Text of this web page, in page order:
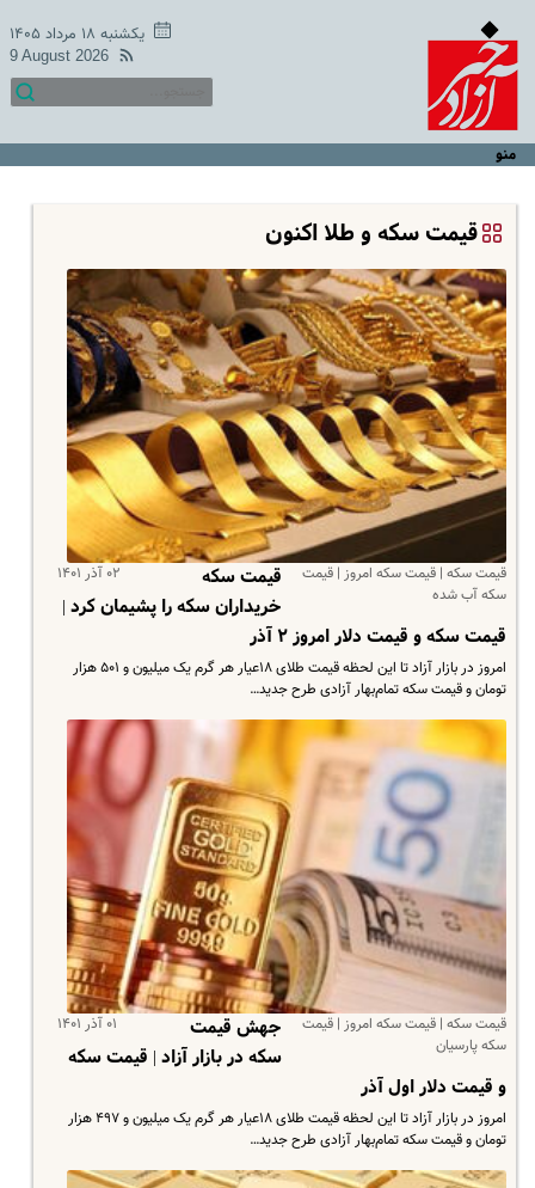
یکشنبه ۱۸ مرداد ۱۴۰۵
9 August 2026
منو
قیمت سکه و طلا اکنون
قیمت سکه | قیمت سکه امروز | قیمت
سکه آب شده
۰۲ آذر ۱۴۰۱
قیمت سکه
خریداران سکه را پشیمان کرد |
قیمت سکه و قیمت دلار امروز ۲ آذر
امروز در بازار آزاد تا این لحظه قیمت طلای ۱۸عیار هر گرم یک میلیون و ۵۰۱ هزار
تومان و قیمت سکه تمام‌بهار آزادی طرح جدید…
قیمت سکه | قیمت سکه امروز | قیمت
سکه پارسیان
۰۱ آذر ۱۴۰۱
جهش قیمت
سکه در بازار آزاد | قیمت سکه
و قیمت دلار اول آذر
امروز در بازار آزاد تا این لحظه قیمت طلای ۱۸عیار هر گرم یک میلیون و ۴۹۷ هزار
تومان و قیمت سکه تمام‌بهار آزادی طرح جدید…